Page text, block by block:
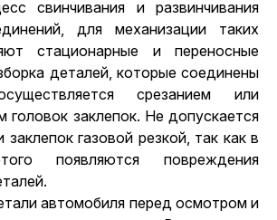
свинчивания и развинчивания
для механизации таких
стационарные и переносные
деталей, которые соединены
срезанием или
головок заклепок. Не допускается
заклепок газовой резкой, так как в
появляются повреждения
автомобиля перед осмотром и